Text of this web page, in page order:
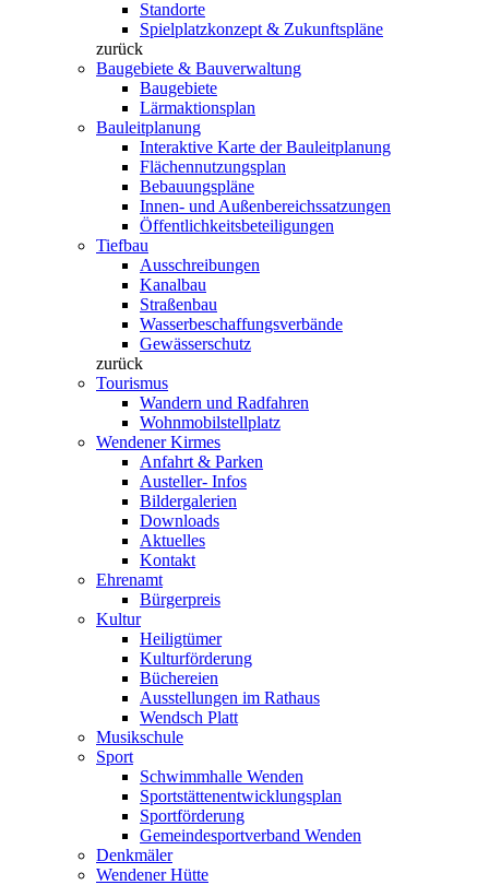
Standorte
Spielplatzkonzept & Zukunftspläne
zurück
Baugebiete & Bauverwaltung
Baugebiete
Lärmaktionsplan
Bauleitplanung
Interaktive Karte der Bauleitplanung
Flächennutzungsplan
Bebauungspläne
Innen- und Außenbereichssatzungen
Öffentlichkeitsbeteiligungen
Tiefbau
Ausschreibungen
Kanalbau
Straßenbau
Wasserbeschaffungsverbände
Gewässerschutz
zurück
Tourismus
Wandern und Radfahren
Wohnmobilstellplatz
Wendener Kirmes
Anfahrt & Parken
Austeller- Infos
Bildergalerien
Downloads
Aktuelles
Kontakt
Ehrenamt
Bürgerpreis
Kultur
Heiligtümer
Kulturförderung
Büchereien
Ausstellungen im Rathaus
Wendsch Platt
Musikschule
Sport
Schwimmhalle Wenden
Sportstättenentwicklungsplan
Sportförderung
Gemeindesportverband Wenden
Denkmäler
Wendener Hütte